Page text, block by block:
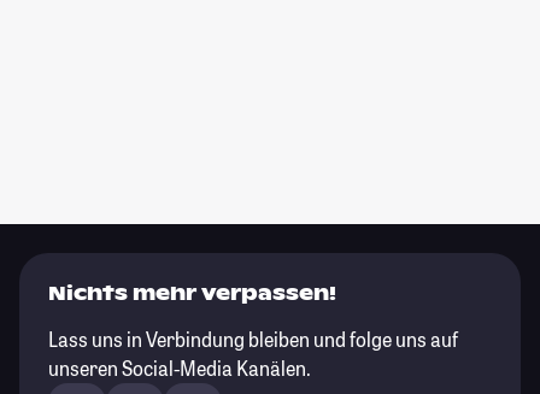
Nichts mehr verpassen!
Lass uns in Verbindung bleiben und folge uns auf
unseren Social-Media Kanälen.